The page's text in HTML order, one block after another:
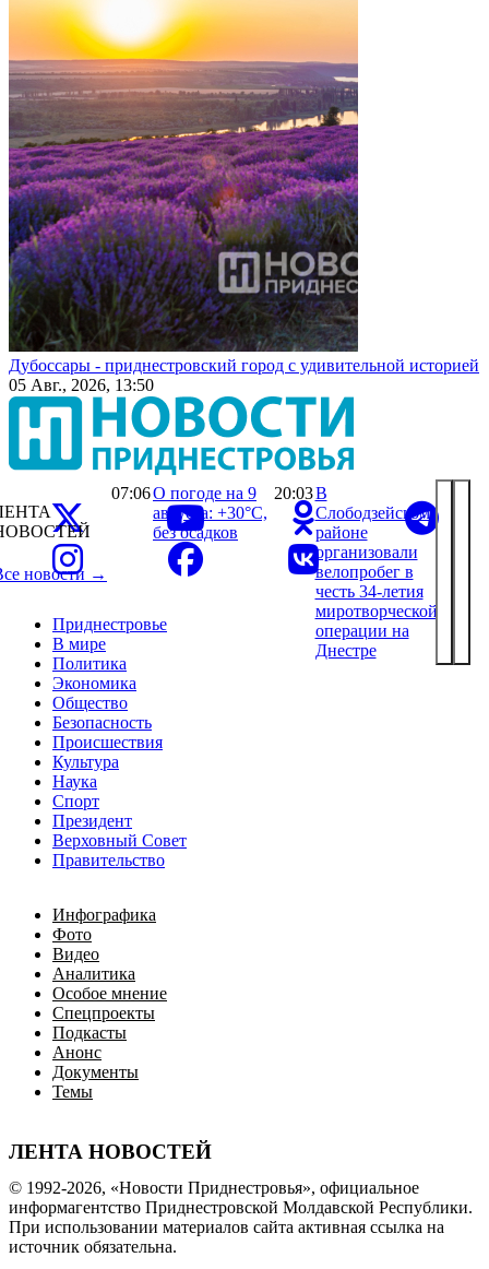
Дубоссары - приднестровский город с удивительной историей
05 Авг., 2026, 13:50
Приднестровье
В мире
Политика
Экономика
Общество
Безопасность
Происшествия
Культура
Наука
Спорт
Президент
Верховный Совет
Правительство
Инфографика
Фото
Видео
Аналитика
Особое мнение
Спецпроекты
Подкасты
Анонс
Документы
Темы
ЛЕНТА НОВОСТЕЙ
новости →
07:06О погоде на 9
августа: +30°С,
без осадков
20:03В
Слободзейском
районе
организовали
велопробег в
честь 34-летия
миротворческой
операции на
Днестре
© 1992-2026, «Новости Приднестровья», официальное
информагентство Приднестровской Молдавской Республики.
При использовании материалов сайта активная ссылка на
источник обязательна.